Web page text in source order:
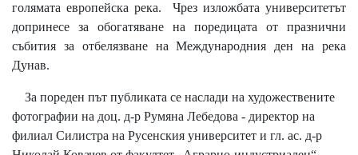
голямата европейска река. Чрез изложбата университетът
допринесе за обогатяване на поредицата от празнични
събития за отбелязване на Международния ден на река
Дунав.
За пореден път публиката се наслади на художествените
фотографии на доц. д-р Румяна Лебедова - директор на
филиал Силистра на Русенския университет и гл. ас. д-р